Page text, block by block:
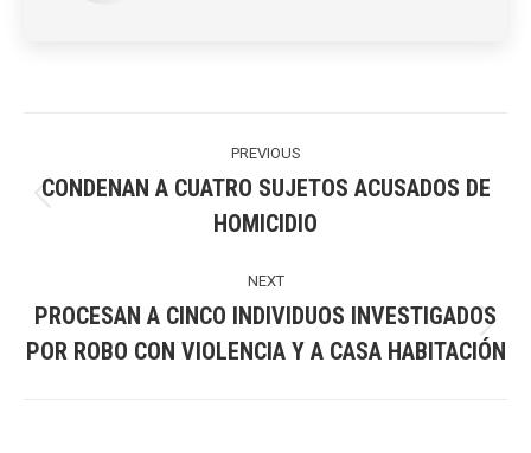
PREVIOUS
post:
CONDENAN A CUATRO SUJETOS ACUSADOS DE
HOMICIDIO
NEXT
post:
PROCESAN A CINCO INDIVIDUOS INVESTIGADOS
POR ROBO CON VIOLENCIA Y A CASA HABITACIÓN